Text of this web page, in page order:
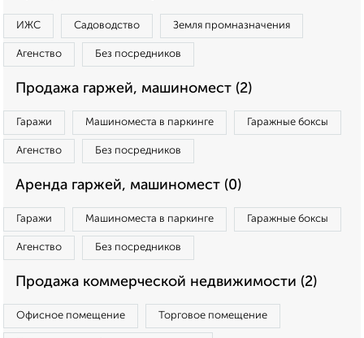
ИЖС Садоводство Земля промназначения
Агенство Без посредников
Продажа гаржей, машиномест (2)
Гаражи Машиноместа в паркинге Гаражные боксы
Агенство Без посредников
Аренда гаржей, машиномест (0)
Гаражи Машиноместа в паркинге Гаражные боксы
Агенство Без посредников
Продажа коммерческой недвижимости (2)
Офисное помещение Торговое помещение